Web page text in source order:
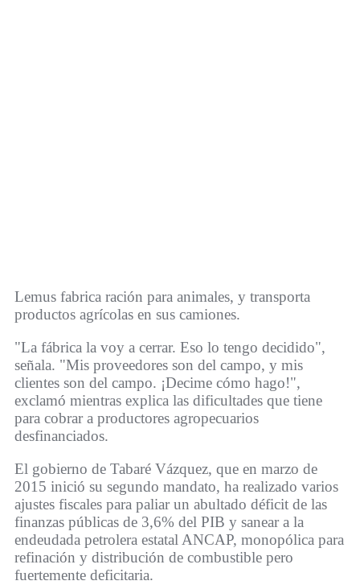
Lemus fabrica ración para animales, y transporta
productos agrícolas en sus camiones.
"La fábrica la voy a cerrar. Eso lo tengo decidido",
señala. "Mis proveedores son del campo, y mis
clientes son del campo. ¡Decime cómo hago!",
exclamó mientras explica las dificultades que tiene
para cobrar a productores agropecuarios
desfinanciados.
El gobierno de Tabaré Vázquez, que en marzo de
2015 inició su segundo mandato, ha realizado varios
ajustes fiscales para paliar un abultado déficit de las
finanzas públicas de 3,6% del PIB y sanear a la
endeudada petrolera estatal ANCAP, monopólica para
refinación y distribución de combustible pero
fuertemente deficitaria.